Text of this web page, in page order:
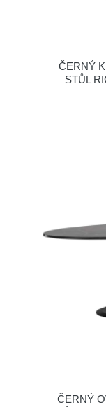
ČERNÝ
STŮL
ČERNÝ